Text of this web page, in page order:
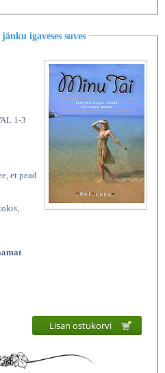
igaveses suves
1-3
et pead
Lisan ostukorvi